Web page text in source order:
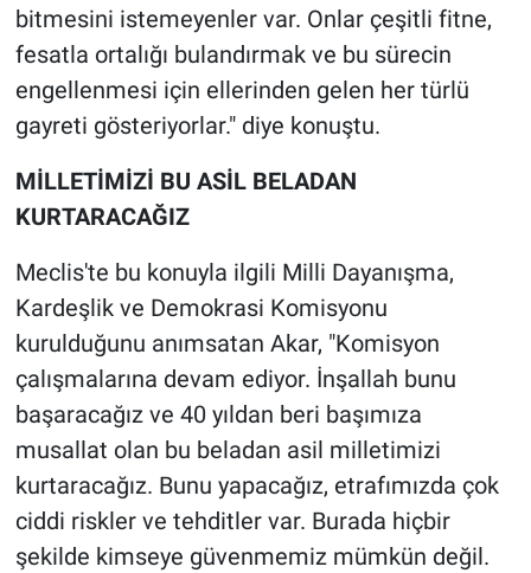
bitmesini istemeyenler var. Onlar çeşitli fitne,
fesatla ortalığı bulandırmak ve bu sürecin
engellenmesi için ellerinden gelen her türlü
gayreti gösteriyorlar." diye konuştu.
MİLLETİMİZİ BU ASİL BELADAN
KURTARACAĞIZ
Meclis'te bu konuyla ilgili Milli Dayanışma,
Kardeşlik ve Demokrasi Komisyonu
kurulduğunu anımsatan Akar, "Komisyon
çalışmalarına devam ediyor. İnşallah bunu
başaracağız ve 40 yıldan beri başımıza
musallat olan bu beladan asil milletimizi
kurtaracağız. Bunu yapacağız, etrafımızda çok
ciddi riskler ve tehditler var. Burada hiçbir
şekilde kimseye güvenmemiz mümkün değil.